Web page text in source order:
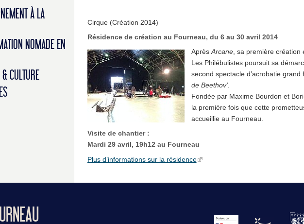
À LA
NOMADE EN
& CULTURE
Cirque (Création 2014)
Résidence de création au Fourneau, du 6 au 30 avril 2014
AprèsArcane, sa première création
Les Philébulistes poursuit sa
second spectacle d’acrobatie grand
de Beethov’.
Fondée par Maxime Bourdon et
la première fois que cette
accueillie au Fourneau.
Visite de chantier :
Mardi 29 avril, 19h12 au Fourneau
Plus d’informations sur la résidence